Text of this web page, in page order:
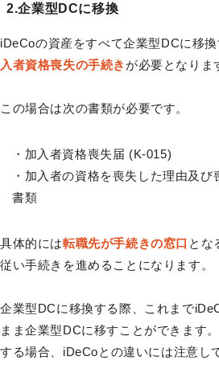
2.企業型DCに移換
iDeCoの資産をすべて企業型DCに移換
入者資格喪失の手続き が必要となりま
この場合は次の書類が必要です。
・加入者資格喪失届 (K-015)
・加入者の資格を喪失した理由及び
書類
具体的には転職先が手続きの窓口 とな
従い手続きを進めることになります。
企業型DCに移換する際、これまで
まま企業型DCに移すことができます
する場合、iDeCoとの違いには注意し